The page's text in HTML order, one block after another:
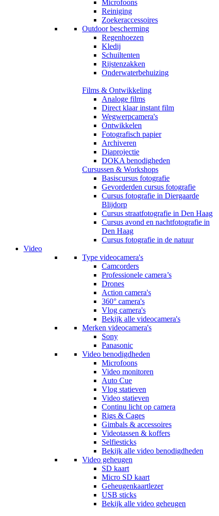
Microfoons
Reiniging
Zoekeraccessoires
Outdoor bescherming
Regenhoezen
Kledij
Schuiltenten
Rijstenzakken
Onderwaterbehuizing
Films & Ontwikkeling
Analoge films
Direct klaar instant film
Wegwerpcamera's
Ontwikkelen
Fotografisch papier
Archiveren
Diaprojectie
DOKA benodigheden
Cursussen & Workshops
Basiscursus fotografie
Gevorderden cursus fotografie
Cursus fotografie in Diergaarde
Blijdorp
Cursus straatfotografie in Den Haag
Cursus avond en nachtfotografie in
Den Haag
Cursus fotografie in de natuur
Video
Type videocamera's
Camcorders
Professionele camera’s
Drones
Action camera's
360° camera's
Vlog camera's
Bekijk alle videocamera's
Merken videocamera's
Sony
Panasonic
Video benodigdheden
Microfoons
Video monitoren
Auto Cue
Vlog statieven
Video statieven
Continu licht op camera
Rigs & Cages
Gimbals & accessoires
Videotassen & koffers
Selfiesticks
Bekijk alle video benodigdheden
Video geheugen
SD kaart
Micro SD kaart
Geheugenkaartlezer
USB sticks
Bekijk alle video geheugen